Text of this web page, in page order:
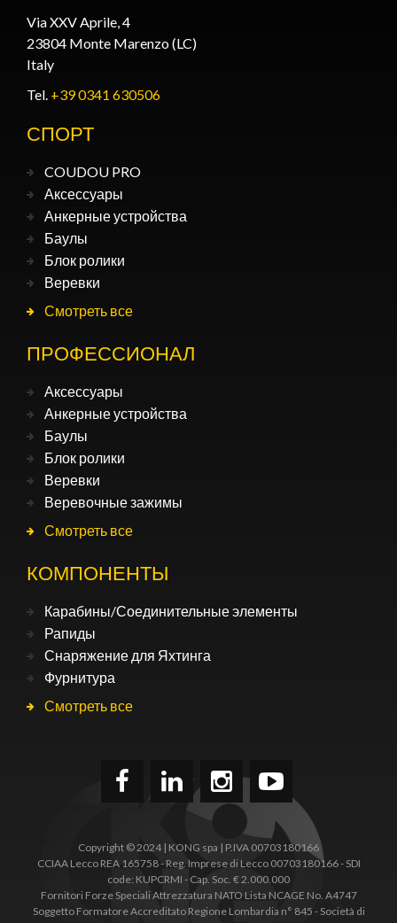
Via XXV Aprile, 4
23804 Monte Marenzo (LC)
Italy
Tel. +39 0341 630506
СПОРТ
COUDOU PRO
Аксессуары
Анкерные устройства
Баулы
Блок ролики
Веревки
Смотреть все
ПРОФЕССИОНАЛ
Аксессуары
Анкерные устройства
Баулы
Блок ролики
Веревки
Веревочные зажимы
Смотреть все
КОМПОНЕНТЫ
Карабины/Соединительные элементы
Рапиды
Снаряжение для Яхтинга
Фурнитура
Смотреть все
Copyright © 2024 | KONG spa | P.IVA 00703180166
CCIAA Lecco REA 165758 - Reg. Imprese di Lecco 00703180166 - SDI
code: KUPCRMI - Cap. Soc. € 2.000.000
Fornitori Forze Speciali Attrezzatura NATO Lista NCAGE No. A4747
Soggetto Formatore Accreditato Regione Lombardia n° 845 - Società di